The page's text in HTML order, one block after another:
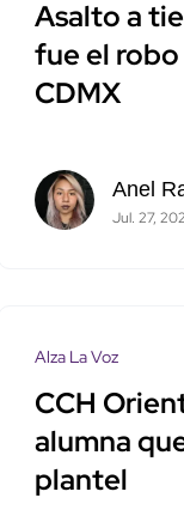
Asalto a
fue el
CDMX
Anel
Jul. 27,
Alza La Voz
CCH
alumna
plantel